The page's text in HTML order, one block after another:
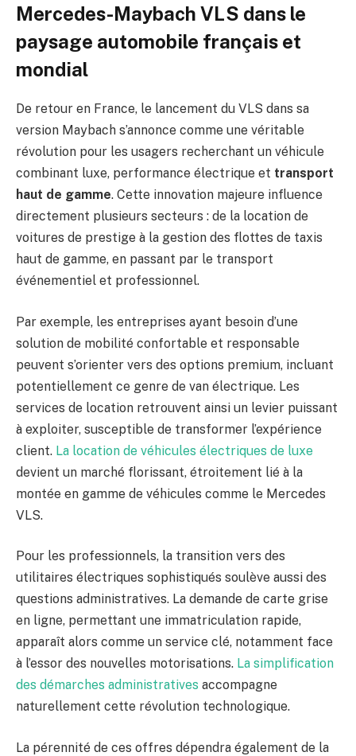
Mercedes-Maybach VLS dans le
paysage automobile français et
mondial
De retour en France, le lancement du VLS dans sa
version Maybach s’annonce comme une véritable
révolution pour les usagers recherchant un véhicule
combinant luxe, performance électrique et transport
haut de gamme. Cette innovation majeure influence
directement plusieurs secteurs : de la location de
voitures de prestige à la gestion des flottes de taxis
haut de gamme, en passant par le transport
événementiel et professionnel.
Par exemple, les entreprises ayant besoin d’une
solution de mobilité confortable et responsable
peuvent s’orienter vers des options premium, incluant
potentiellement ce genre de van électrique. Les
services de location retrouvent ainsi un levier puissant
à exploiter, susceptible de transformer l’expérience
client. La location de véhicules électriques de luxe
devient un marché florissant, étroitement lié à la
montée en gamme de véhicules comme le Mercedes
VLS.
Pour les professionnels, la transition vers des
utilitaires électriques sophistiqués soulève aussi des
questions administratives. La demande de carte grise
en ligne, permettant une immatriculation rapide,
apparaît alors comme un service clé, notamment face
à l’essor des nouvelles motorisations. La simplification
des démarches administratives accompagne
naturellement cette révolution technologique.
La pérennité de ces offres dépendra également de la